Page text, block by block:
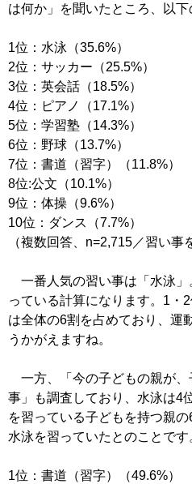
は何か」を聞いたところ、以下
1位：水泳（35.6%）
2位：サッカー（25.5%）
3位：英会話（18.5%）
4位：ピアノ（17.1%）
5位：学習塾（14.3%）
6位：野球（13.7%）
7位：書道（習字）（11.8%）
8位:公文（10.1%）
9位：体操（9.6%）
10位：ダンス（7.7%）
（複数回答、n=2,715／習い事
一番人気の習い事は「水泳」
っている計算になります。1・
は全体の6割を占めており、運
うかがえますね。
一方、「今の子どもの親が、
事」も調査しており、水泳は4
を習っている子どもを持つ親
水泳を習っていたとのことです
1位：書道（習字）（49.6%）